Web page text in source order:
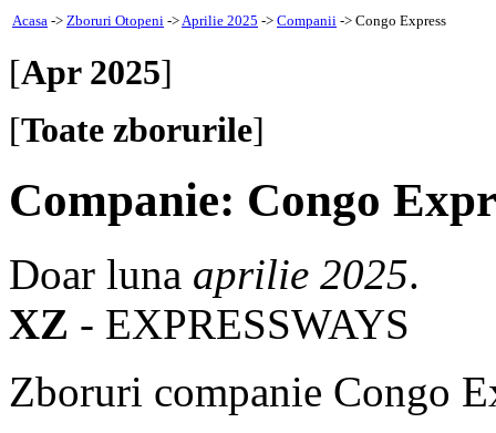
Acasa -> Zboruri Otopeni ->Aprilie 2025 -> Companii -> Congo Express
[Apr 2025]
[Toate zborurile]
Companie: Congo
Doar luna aprilie 2025.
XZ - EXPRESSWAYS
Zboruri companie Congo